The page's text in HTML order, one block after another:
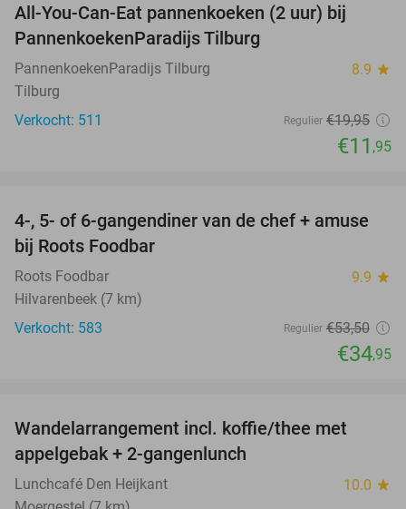
All-You-Can-Eat pannenkoeken (2 uur) bij
PannenkoekenParadijs Tilburg
PannenkoekenParadijs Tilburg 8.9 star
Tilburg
Verkocht: 511
Regulier €19,95
€11 ,95
35%
4-, 5- of 6-gangendiner van de chef + amuse
bij Roots Foodbar
Roots Foodbar 9.9 star
Hilvarenbeek (7 km)
Verkocht: 583
Regulier €53,50
€34,95
Wandelarrangement incl. koffie/thee met
appelgebak + 2-gangenlunch
Lunchcafé Den Heijkant 10.0 star